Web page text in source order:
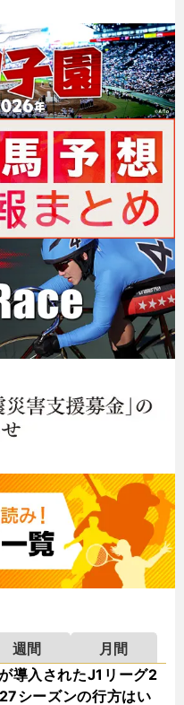
週間
月間
導入されたJ1リーグ2
シーズンの行方はい